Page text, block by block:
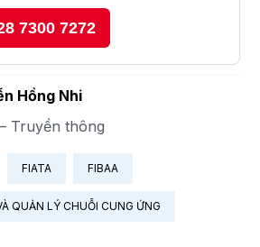
7300 7272
Hồng Nhi
Truyền thông
FIATA FIBAA
QUẢN LÝ CHUỖI CUNG ỨNG